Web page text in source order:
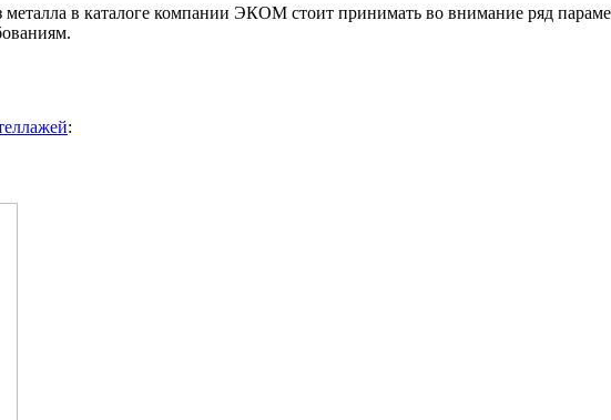
в каталоге компании ЭКОМ стоит принимать во внимание ряд
: